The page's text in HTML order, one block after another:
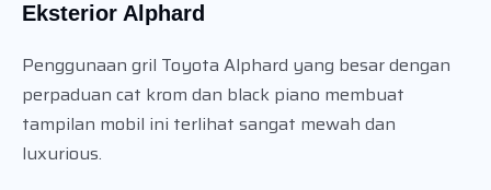
Eksterior Alphard
Penggunaan gril Toyota Alphard yang besar dengan
perpaduan cat krom dan black piano membuat
tampilan mobil ini terlihat sangat mewah dan
luxurious.